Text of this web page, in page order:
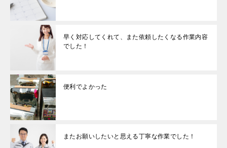
早く対応してくれて、また依頼したくなる作業内容
でした！
便利でよかった
またお願いしたいと思える丁寧な作業でした！